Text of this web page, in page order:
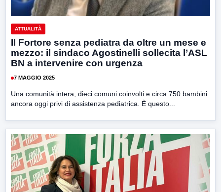
ATTUALITÀ
Il Fortore senza pediatra da oltre un mese e
mezzo: il sindaco Agostinelli sollecita l’ASL
BN a intervenire con urgenza
7 MAGGIO 2025
Una comunità intera, dieci comuni coinvolti e circa 750 bambini
ancora oggi privi di assistenza pediatrica. È questo...